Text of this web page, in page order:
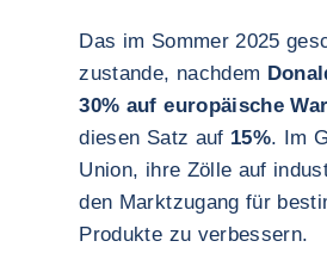
Das im Sommer 2025
zustande, nachdem
30% auf europäische
diesen Satz auf 15%. Im
Union, ihre Zölle auf
den Marktzugang für
Produkte zu verbessern.